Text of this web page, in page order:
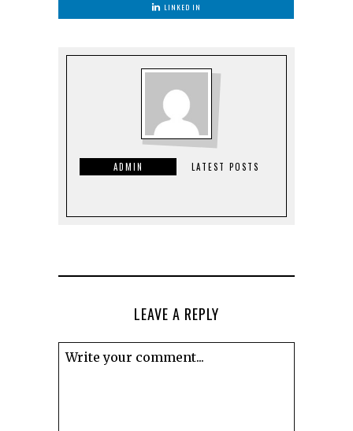
LINKED IN
ADMIN LATEST POSTS
LEAVE A REPLY